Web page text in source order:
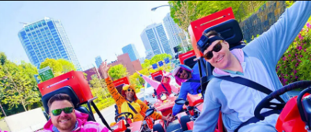
หน้าแรก
เกี่ยวกับ สเปค ราคา
การเข้าถึง เสียงจากผู้ใช้ คำถามที่พบบ่อย
บริษัท การจอง
เปลี่ยนสาขา